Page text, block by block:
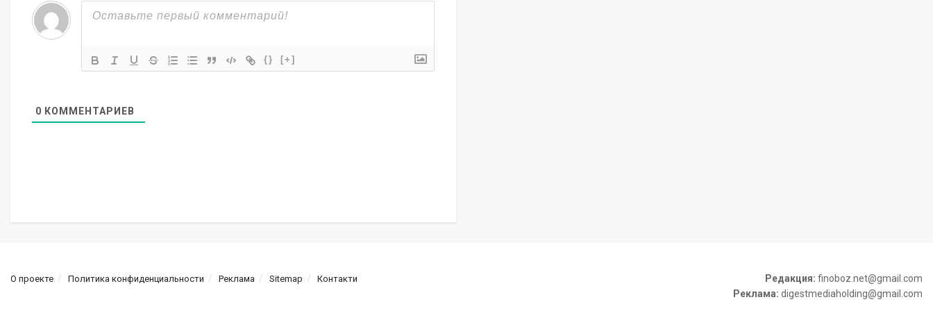
{} [+]
0 КОММЕНТАРИЕВ
О проекте Политика конфиденциальности Реклама Sitemap Контакти Редакция: finoboz.net@gmail.com
Реклама: digestmediaholding@gmail.com